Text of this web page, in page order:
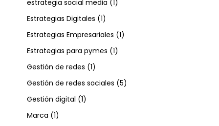
estrategia social media (1)
Estrategias Digitales (1)
Estrategias Empresariales (1)
Estrategias para pymes (1)
Gestión de redes (1)
Gestión de redes sociales (5)
Gestión digital (1)
Marca (1)